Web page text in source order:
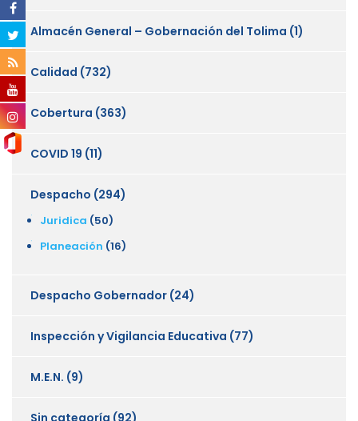
Almacén General – Gobernación del Tolima (1)
Calidad (732)
Cobertura (363)
COVID 19 (11)
Despacho (294)
Juridica (50)
Planeación (16)
Despacho Gobernador (24)
Inspección y Vigilancia Educativa (77)
M.E.N. (9)
Sin categoría (92)